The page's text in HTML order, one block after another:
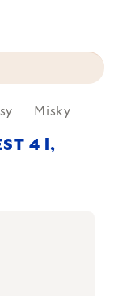
Misky
4 l,